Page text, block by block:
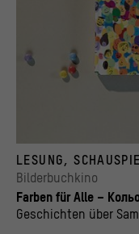
© 360 Grad Verlag / Stiftung
LESUNG,
Bilderbuchkino
Farben für Alle –
Geschichten über